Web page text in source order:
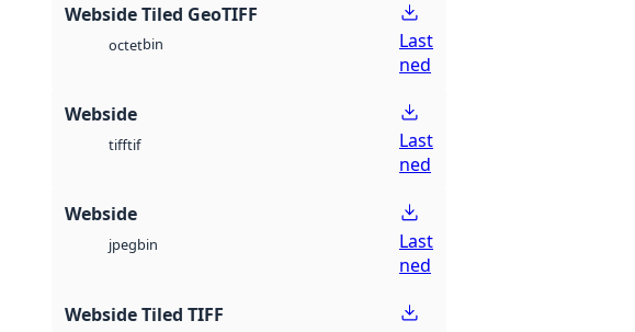
Webside Tiled GeoTIFF
octetbin
Last
ned
Webside
tifftif
Last
ned
Webside
jpegbin
Last
ned
Webside Tiled TIFF